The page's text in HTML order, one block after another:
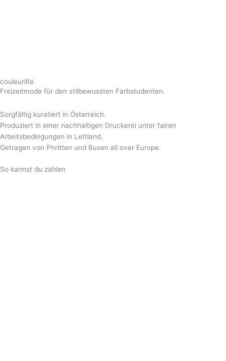
couleurlife
Freizeitmode für den stilbewussten Farbstudenten.
Sorgfältig kuratiert in Österreich.
Produziert in einer nachhaltigen Druckerei unter fairen
Arbeitsbedingungen in Lettland.
Getragen von Phritten und Buxen all over Europe.
So kannst du zahlen